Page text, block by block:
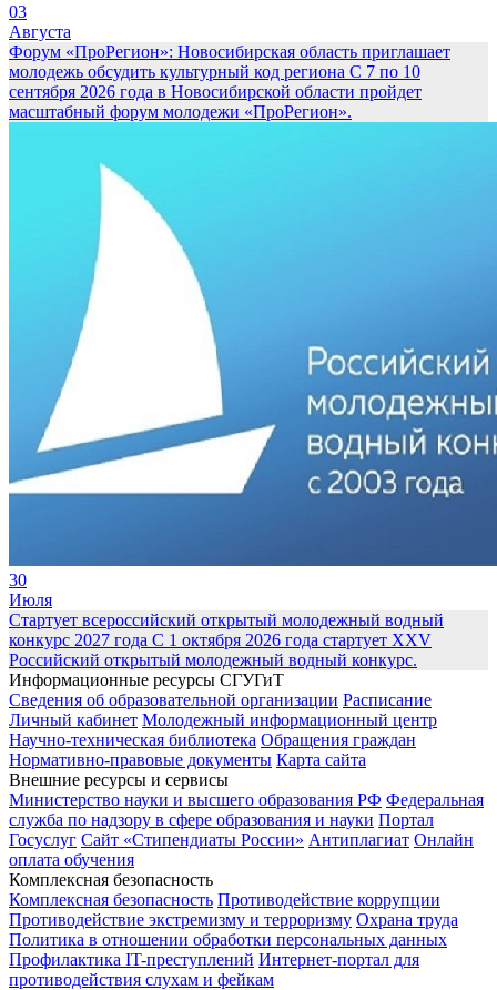
03
Августа
Форум «ПроРегион»: Новосибирская область приглашает
молодежь обсудить культурный код региона С 7 по 10
сентября 2026 года в Новосибирской области пройдет
масштабный форум молодежи «ПроРегион».
30
Июля
Стартует всероссийский открытый молодежный водный
конкурс 2027 года С 1 октября 2026 года стартует XXV
Российский открытый молодежный водный конкурс.
Информационные ресурсы СГУГиТ
Сведения об образовательной организации Расписание
Личный кабинет Молодежный информационный центр
Научно-техническая библиотека Обращения граждан
Нормативно-правовые документы Карта сайта
Внешние ресурсы и сервисы
Министерство науки и высшего образования РФ Федеральная
служба по надзору в сфере образования и науки Портал
Госуслуг Сайт «Стипендиаты России» Антиплагиат Онлайн
оплата обучения
Комплексная безопасность
Комплексная безопасность Противодействие коррупции
Противодействие экстремизму и терроризму Охрана труда
Политика в отношении обработки персональных данных
Профилактика IT-преступлений Интернет-портал для
противодействия слухам и фейкам